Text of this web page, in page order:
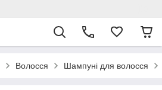
Волосся Шампуні для волосся